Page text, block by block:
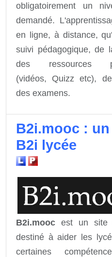
obligatoirement un
demandé.
en ligne, à distance,
suivi pédagogique, de
des ressources
(vidéos, Quizz etc),
des examens.
B2i.mooc :
B2i lycée
B2i.mooc est un site
destiné à aider les
certaines